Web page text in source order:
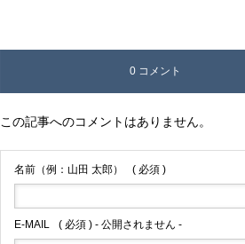
0 コメント
この記事へのコメントはありません。
名前（例：山田 太郎） ( 必須 )
E-MAIL ( 必須 ) - 公開されません -